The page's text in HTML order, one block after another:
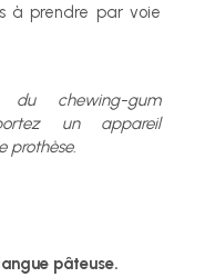
à prendre par voie
du chewing-gum
un appareil
prothèse.
pâteuse.